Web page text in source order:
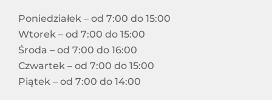
Poniedziałek – od 7:00 do 15:00
Wtorek – od 7:00 do 15:00
Środa – od 7:00 do 16:00
Czwartek – od 7:00 do 15:00
Piątek – od 7:00 do 14:00